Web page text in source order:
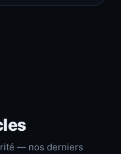
— nos derniers